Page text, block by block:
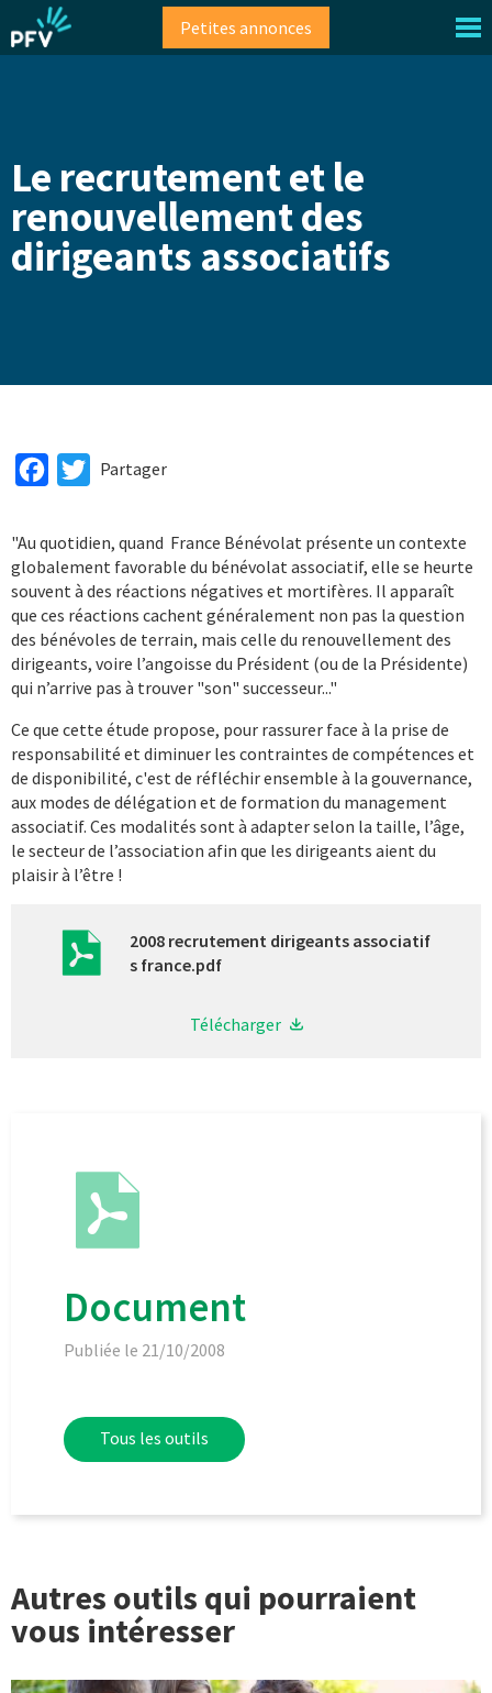
au
contenu
Petites annonces
Le recrutement et le
renouvellement des
dirigeants associatifs
FacebookTwitter
Partager
"Au quotidien, quand France Bénévolat présente un contexte
globalement favorable du bénévolat associatif, elle se heurte
souvent à des réactions négatives et mortifères. Il apparaît
que ces réactions cachent généralement non pas la question
des bénévoles de terrain, mais celle du renouvellement des
dirigeants, voire l’angoisse du Président (ou de la Présidente)
qui n’arrive pas à trouver "son" successeur..."
Ce que cette étude propose, pour rassurer face à la prise de
responsabilité et diminuer les contraintes de compétences et
de disponibilité, c'est de réfléchir ensemble à la gouvernance,
aux modes de délégation et de formation du management
associatif. Ces modalités sont à adapter selon la taille, l’âge,
le secteur de l’association afin que les dirigeants aient du
plaisir à l’être !
2008 recrutement dirigeants associatif
s france.pdf
Télécharger
Document
Publiée le 21/10/2008
Tous les outils
Autres outils qui pourraient
vous intéresser